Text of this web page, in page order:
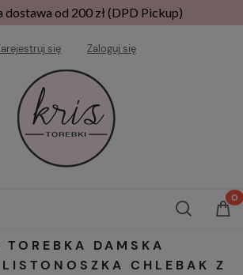
dostawa od 200 zł (DPD Pickup)
się Zaloguj się
TOREBKA DAMSKA
CHLEBAK Z